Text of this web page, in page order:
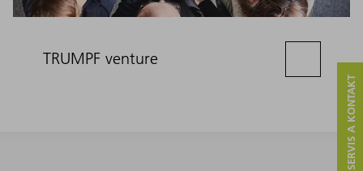
TRUMPF venture
SERVIS A KONTAKT